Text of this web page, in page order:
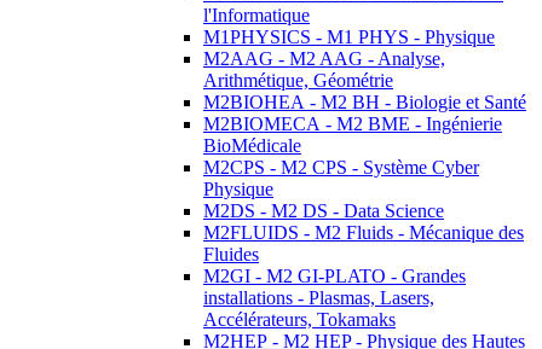
l'Informatique
M1PHYSICS - M1 PHYS - Physique
M2AAG - M2 AAG - Analyse,
Arithmétique, Géométrie
M2BIOHEA - M2 BH - Biologie et Santé
M2BIOMECA - M2 BME - Ingénierie
BioMédicale
M2CPS - M2 CPS - Système Cyber
Physique
M2DS - M2 DS - Data Science
M2FLUIDS - M2 Fluids - Mécanique des
Fluides
M2GI - M2 GI-PLATO - Grandes
installations - Plasmas, Lasers,
Accélérateurs, Tokamaks
M2HEP - M2 HEP - Physique des Hautes